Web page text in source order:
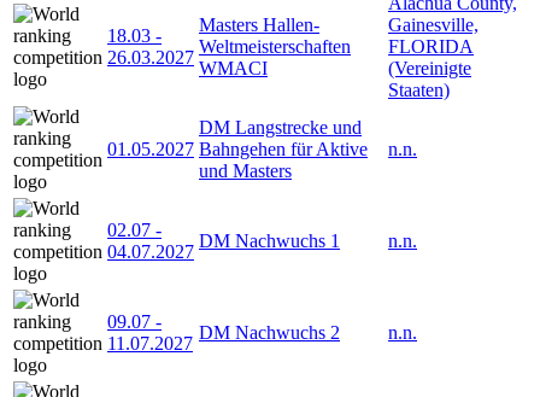
18.03 -
26.03.2027
Masters Hallen-
Weltmeisterschaften
WMACI
Gainesville,
FLORIDA
(Vereinigte
Staaten)
01.05.2027
DM Langstrecke und
Bahngehen für Aktive
und Masters
n.n.
02.07 -
04.07.2027
DM Nachwuchs 1 n.n.
09.07 -
11.07.2027
DM Nachwuchs 2 n.n.